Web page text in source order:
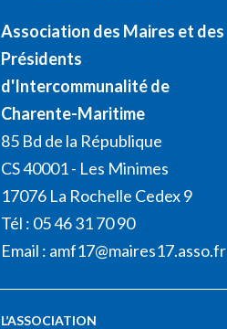
Association des Maires et des
Présidents
d'Intercommunalité de
Charente-Maritime
85 Bd de la République
CS 40001 - Les Minimes
17076 La Rochelle Cedex 9
Tél : 05 46 31 70 90
Email : amf17@maires17.asso.fr
L’ASSOCIATION